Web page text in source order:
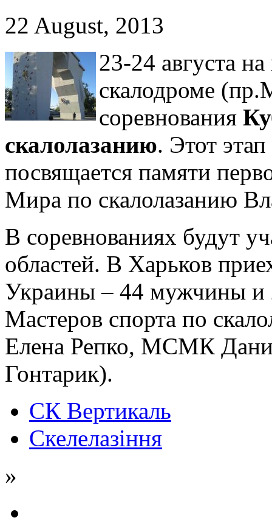
22 August, 2013
23-24 августа
скалодроме
соревнования
скалолазанию. Этот
посвящается памяти
Мира по скалолазанию
В соревнованиях будут
областей. В Харьков
Украины – 44 мужчины
Мастеров спорта по
Елена Репко, МСМК
Гонтарик).
СК Вертикаль
Скелелазіння
»